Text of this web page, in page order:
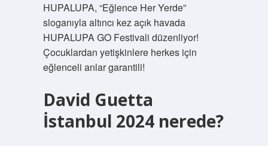
HUPALUPA, “Eğlence Her Yerde”
sloganıyla altıncı kez açık havada
HUPALUPA GO Festivali düzenliyor!
Çocuklardan yetişkinlere herkes için
eğlenceli anlar garantili!
David Guetta
İstanbul 2024 nerede?